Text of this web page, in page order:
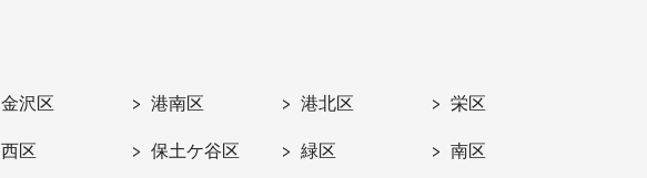
金沢区 港南区 港北区 栄区
西区 保土ケ谷区 緑区 南区